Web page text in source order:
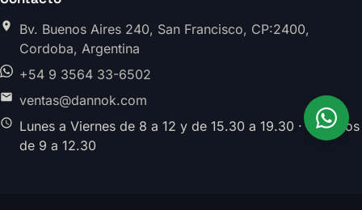
Bv. Buenos Aires 240, San Francisco, CP:2400,
Cordoba, Argentina
+54 9 3564 33-6502
ventas@dannok.com
Lunes a Viernes de 8 a 12 y de 15.30 a 19.30 · Sabados
de 9 a 12.30